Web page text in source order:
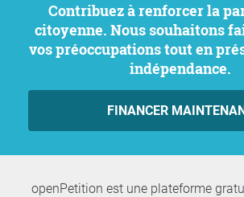
Contribuez à renforcer la participation
citoyenne. Nous souhaitons
vos préoccupations tout en
indépendance.
FINANCER
openPetition est une plateforme